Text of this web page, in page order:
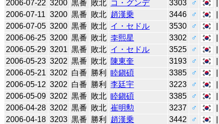
2006-07-22 3200 黒番 敗北 コ・グンデ 3303 ♂
2006-07-11 3200 黒番 敗北 趙漢乗 3446 ♂
2006-07-05 3200 黒番 敗北 イ・セドル 3530 ♂
2006-06-25 3200 黒番 敗北 李熙星 3302 ♂
2006-05-29 3201 黒番 敗北 イ・セドル 3525 ♂
2006-05-23 3202 黒番 敗北 陳東奎 3193 ♂
2006-05-21 3202 白番 勝利 睦鎭碩 3385 ♂
2006-05-12 3202 白番 勝利 李廷宇 3223 ♂
2006-05-09 3202 黒番 敗北 睦鎭碩 3385 ♂
2006-04-28 3202 黒番 敗北 崔明勲 3237 ♂
2006-04-18 3203 黒番 勝利 趙漢乗 3442 ♂